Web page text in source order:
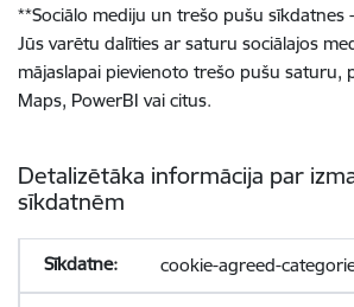
**Sociālo mediju un trešo pušu sīkdatnes
Jūs varētu dalīties ar saturu sociālajos
mājaslapai pievienoto trešo pušu saturu,
Maps, PowerBI vai citus.
Detalizētāka informācija par
sīkdatnēm
cookie-agreed-